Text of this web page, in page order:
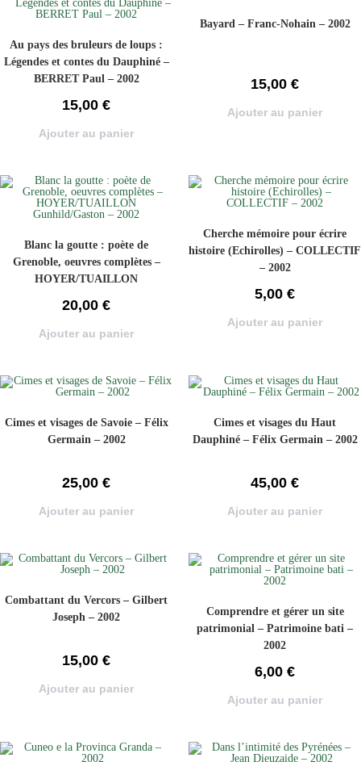
Au pays des bruleurs de loups :
Légendes et contes du Dauphiné –
BERRET Paul – 2002
15,00 €
Ajouter au panier
Bayard – Franc-Nohain – 2002
15,00 €
Ajouter au panier
Blanc la goutte : poète de
Grenoble, oeuvres complètes –
HOYER/TUAILLON
20,00 €
Ajouter au panier
Cherche mémoire pour écrire
histoire (Echirolles) – COLLECTIF
– 2002
5,00 €
Ajouter au panier
Cimes et visages de Savoie – Félix
Germain – 2002
25,00 €
Ajouter au panier
Cimes et visages du Haut
Dauphiné – Félix Germain – 2002
45,00 €
Ajouter au panier
Combattant du Vercors – Gilbert
Joseph – 2002
15,00 €
Ajouter au panier
Comprendre et gérer un site
patrimonial – Patrimoine bati –
2002
6,00 €
Ajouter au panier